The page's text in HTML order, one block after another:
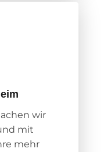
wir
mit
mehr